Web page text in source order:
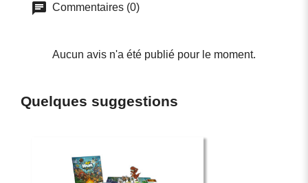
Commentaires (0)
Aucun avis n'a été publié pour le moment.
Quelques suggestions